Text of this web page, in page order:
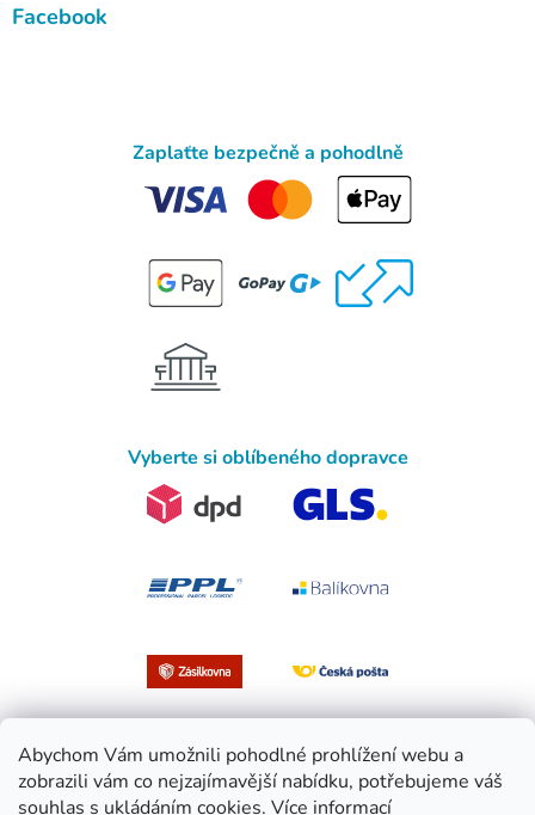
Abychom Vám umožnili pohodlné prohlížení webu a
zobrazili vám co nejzajímavější nabídku, potřebujeme váš
souhlas s ukládáním cookies. Více informací
Facebook
Zaplaťte bezpečně a pohodlně
Vyberte si oblíbeného dopravce